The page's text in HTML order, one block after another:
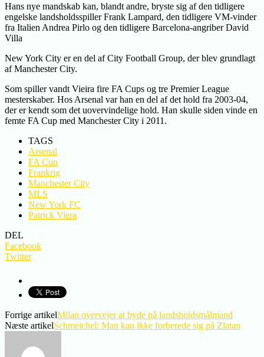
Hans nye mandskab kan, blandt andre, bryste sig af den tidligere
engelske landsholdsspiller Frank Lampard, den tidligere VM-vinder
fra Italien Andrea Pirlo og den tidligere Barcelona-angriber David
Villa
New York City er en del af City Football Group, der blev grundlagt
af Manchester City.
Som spiller vandt Vieira fire FA Cups og tre Premier League
mesterskaber. Hos Arsenal var han en del af det hold fra 2003-04,
der er kendt som det uovervindelige hold. Han skulle siden vinde en
femte FA Cup med Manchester City i 2011.
TAGS
Arsenal
FA Cup
Frankrig
Manchester City
MLS
New York FC
Patrick Viera
DEL
Facebook
Twitter
Forrige artikelMilan overvejer at byde på landsholdsmålmand
Næste artikelSchmeichel: Man kan ikke forberede sig på Zlatan